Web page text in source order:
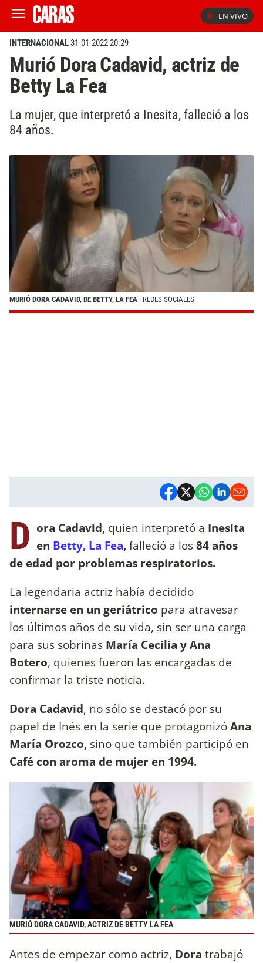
EN VIVO
INTERNACIONAL31-01-2022 20:29
Murió Dora Cadavid, actriz de
Betty La Fea
La mujer, que interpretó a Inesita, falleció a los
84 años.
MURIÓ DORA CADAVID, DE BETTY, LA FEA | REDES SOCIALES
D ora Cadavid, quien interpretó a Inesita
en Betty, La Fea,falleció a los84 años
de edad por problemas respiratorios.
La legendaria actriz había decidido
internarse en un geriátrico para atravesar
los últimos años de su vida, sin ser una carga
para sus sobrinas María Cecilia y Ana
Botero, quienes fueron las encargadas de
confirmar la triste noticia.
Dora Cadavid, no sólo se destacó por su
papel de Inés en la serie que protagonizóAna
María Orozco, sino que también participó en
Café con aroma de mujer en 1994.
MURIÓ DORA CADAVID, ACTRIZ DE BETTY LA FEA
Antes de empezar como actriz, Dora trabajó